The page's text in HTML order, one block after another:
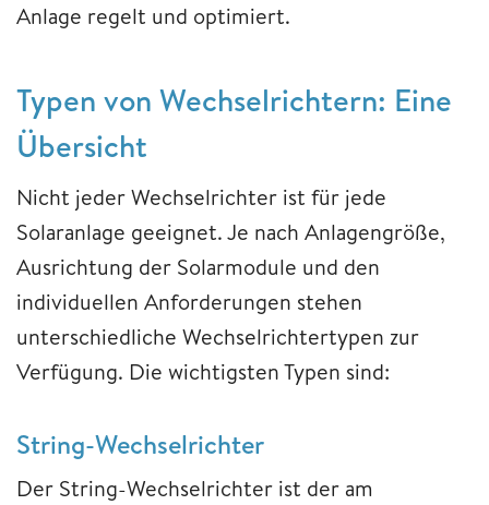
Anlage regelt und optimiert.
Typen von Wechselrichtern: Eine
Übersicht
Nicht jeder Wechselrichter ist für jede
Solaranlage geeignet. Je nach Anlagengröße,
Ausrichtung der Solarmodule und den
individuellen Anforderungen stehen
unterschiedliche Wechselrichtertypen zur
Verfügung. Die wichtigsten Typen sind:
String-Wechselrichter
Der String-Wechselrichter ist der am